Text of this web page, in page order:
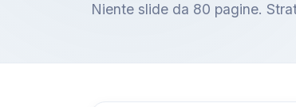
Niente slide da 80 pagine.